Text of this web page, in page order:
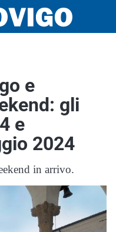
e
gli
e
2024
in arrivo.